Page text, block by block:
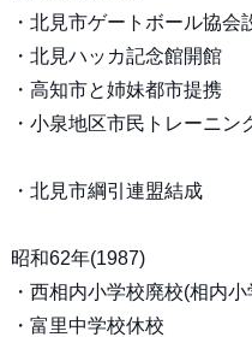
・北見市ゲート
・北見ハッカ記
・高知市と姉妹
・小泉地区市民ト
・北見市綱引連盟結成
昭和62年(1987)
・西相内小学校廃
・富里中学校